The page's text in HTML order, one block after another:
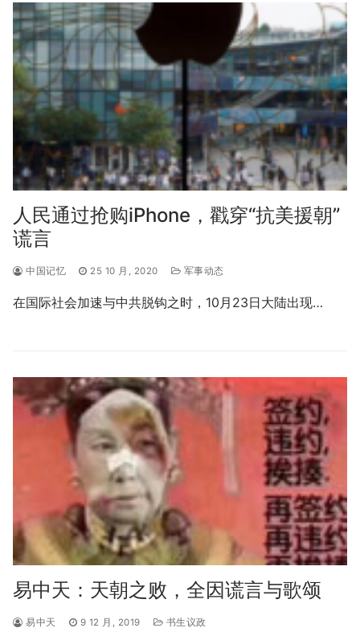
人民通过抢购iPhone，戳穿“抗美援朝”
谎言
中国记忆 25 10 月, 2020 军事动态
在国际社会加速与中共脱钩之时，10月23日大陆出现…
易中天：天朝之败，全因谎言与歌颂
易中天 9 12 月, 2019 书生议政